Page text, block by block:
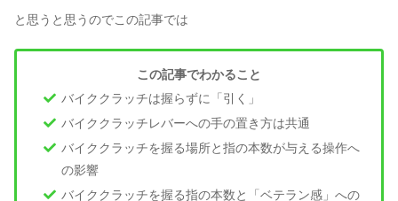
と思うと思うのでこの記事では
この記事でわかること
バイククラッチは握らずに「引く」
バイククラッチレバーへの手の置き方は共通
バイククラッチを握る場所と指の本数が与える操作へ
の影響
バイククラッチを握る指の本数と「ベテラン感」への